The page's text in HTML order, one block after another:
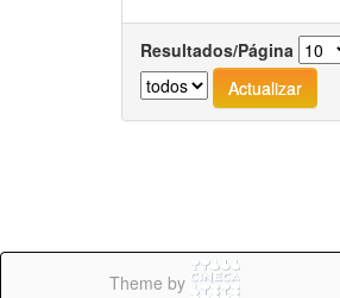
Resultados/Página
Theme by